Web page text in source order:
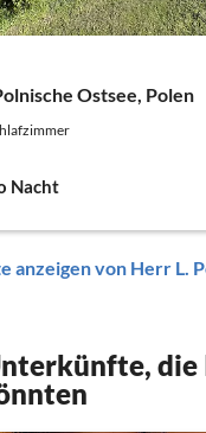
Ostsee, Polen
Nacht
anzeigen von Herr L.
die